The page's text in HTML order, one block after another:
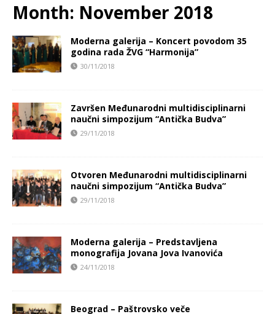
Month: November 2018
Moderna galerija – Koncert povodom 35
godina rada ŽVG “Harmonija”
30/11/2018
Završen Međunarodni multidisciplinarni
naučni simpozijum “Antička Budva”
29/11/2018
Otvoren Međunarodni multidisciplinarni
naučni simpozijum “Antička Budva”
29/11/2018
Moderna galerija – Predstavljena
monografija Jovana Jova Ivanovića
24/11/2018
Beograd – Paštrovsko veče